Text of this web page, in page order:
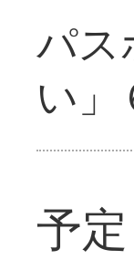
パ
い
予